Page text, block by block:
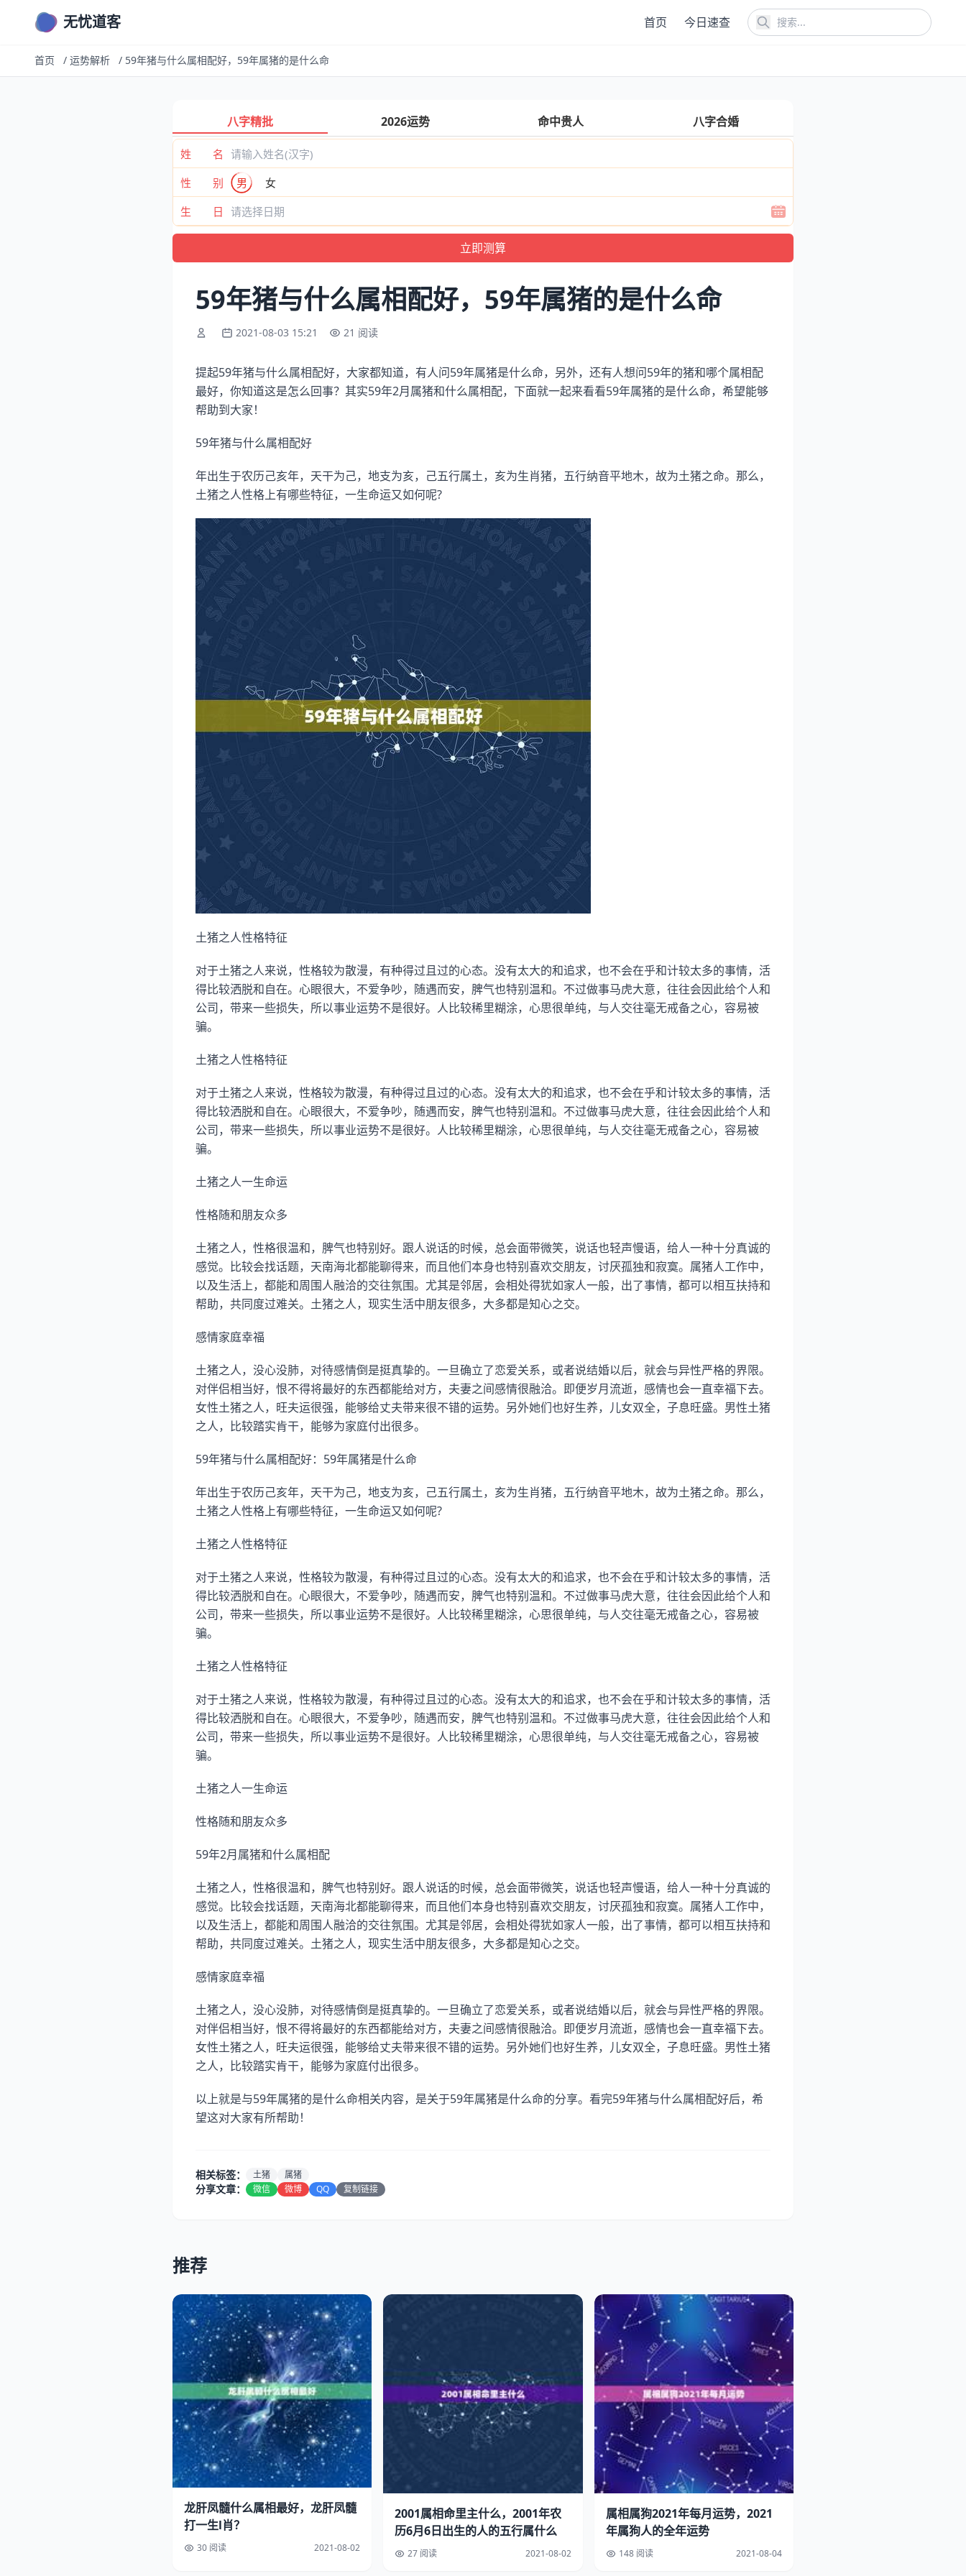
无忧道客 首页 今日速查
首页 / 运势解析 / 59年猪与什么属相配好，59年属猪的是什么命
八字精批 2026运势 命中贵人 八字合婚
姓 名
性 别
男
女
生 日
59年猪与什么属相配好，59年属猪的是什么命
2021-08-03 15:21 21 阅读
提起59年猪与什么属相配好，大家都知道，有人问59年属猪是什么命，另外，还有人想问59年的猪和哪个属相配
最好，你知道这是怎么回事？其实59年2月属猪和什么属相配，下面就一起来看看59年属猪的是什么命，希望能够
帮助到大家！
59年猪与什么属相配好
年出生于农历己亥年，天干为己，地支为亥，己五行属土，亥为生肖猪，五行纳音平地木，故为土猪之命。那么，
土猪之人性格上有哪些特征，一生命运又如何呢?
土猪之人性格特征
对于土猪之人来说，性格较为散漫，有种得过且过的心态。没有太大的和追求，也不会在乎和计较太多的事情，活
得比较洒脱和自在。心眼很大，不爱争吵，随遇而安，脾气也特别温和。不过做事马虎大意，往往会因此给个人和
公司，带来一些损失，所以事业运势不是很好。人比较稀里糊涂，心思很单纯，与人交往毫无戒备之心，容易被
骗。
土猪之人性格特征
对于土猪之人来说，性格较为散漫，有种得过且过的心态。没有太大的和追求，也不会在乎和计较太多的事情，活
得比较洒脱和自在。心眼很大，不爱争吵，随遇而安，脾气也特别温和。不过做事马虎大意，往往会因此给个人和
公司，带来一些损失，所以事业运势不是很好。人比较稀里糊涂，心思很单纯，与人交往毫无戒备之心，容易被
骗。
土猪之人一生命运
性格随和朋友众多
土猪之人，性格很温和，脾气也特别好。跟人说话的时候，总会面带微笑，说话也轻声慢语，给人一种十分真诚的
感觉。比较会找话题，天南海北都能聊得来，而且他们本身也特别喜欢交朋友，讨厌孤独和寂寞。属猪人工作中，
以及生活上，都能和周围人融洽的交往氛围。尤其是邻居，会相处得犹如家人一般，出了事情，都可以相互扶持和
帮助，共同度过难关。土猪之人，现实生活中朋友很多，大多都是知心之交。
感情家庭幸福
土猪之人，没心没肺，对待感情倒是挺真挚的。一旦确立了恋爱关系，或者说结婚以后，就会与异性严格的界限。
对伴侣相当好，恨不得将最好的东西都能给对方，夫妻之间感情很融洽。即便岁月流逝，感情也会一直幸福下去。
女性土猪之人，旺夫运很强，能够给丈夫带来很不错的运势。另外她们也好生养，儿女双全，子息旺盛。男性土猪
之人，比较踏实肯干，能够为家庭付出很多。
59年猪与什么属相配好：59年属猪是什么命
年出生于农历己亥年，天干为己，地支为亥，己五行属土，亥为生肖猪，五行纳音平地木，故为土猪之命。那么，
土猪之人性格上有哪些特征，一生命运又如何呢?
土猪之人性格特征
对于土猪之人来说，性格较为散漫，有种得过且过的心态。没有太大的和追求，也不会在乎和计较太多的事情，活
得比较洒脱和自在。心眼很大，不爱争吵，随遇而安，脾气也特别温和。不过做事马虎大意，往往会因此给个人和
公司，带来一些损失，所以事业运势不是很好。人比较稀里糊涂，心思很单纯，与人交往毫无戒备之心，容易被
骗。
土猪之人性格特征
对于土猪之人来说，性格较为散漫，有种得过且过的心态。没有太大的和追求，也不会在乎和计较太多的事情，活
得比较洒脱和自在。心眼很大，不爱争吵，随遇而安，脾气也特别温和。不过做事马虎大意，往往会因此给个人和
公司，带来一些损失，所以事业运势不是很好。人比较稀里糊涂，心思很单纯，与人交往毫无戒备之心，容易被
骗。
土猪之人一生命运
性格随和朋友众多
59年2月属猪和什么属相配
土猪之人，性格很温和，脾气也特别好。跟人说话的时候，总会面带微笑，说话也轻声慢语，给人一种十分真诚的
感觉。比较会找话题，天南海北都能聊得来，而且他们本身也特别喜欢交朋友，讨厌孤独和寂寞。属猪人工作中，
以及生活上，都能和周围人融洽的交往氛围。尤其是邻居，会相处得犹如家人一般，出了事情，都可以相互扶持和
帮助，共同度过难关。土猪之人，现实生活中朋友很多，大多都是知心之交。
感情家庭幸福
土猪之人，没心没肺，对待感情倒是挺真挚的。一旦确立了恋爱关系，或者说结婚以后，就会与异性严格的界限。
对伴侣相当好，恨不得将最好的东西都能给对方，夫妻之间感情很融洽。即便岁月流逝，感情也会一直幸福下去。
女性土猪之人，旺夫运很强，能够给丈夫带来很不错的运势。另外她们也好生养，儿女双全，子息旺盛。男性土猪
之人，比较踏实肯干，能够为家庭付出很多。
以上就是与59年属猪的是什么命相关内容，是关于59年属猪是什么命的分享。看完59年猪与什么属相配好后，希
望这对大家有所帮助！
相关标签： 土猪 属猪
分享文章： 微信 微博 QQ 复制链接
推荐
龙肝凤髓什么属相最好，龙肝凤髓
打一生l肖？
30 阅读 2021-08-02
2001属相命里主什么，2001年农
历6月6日出生的人的五行属什么
27 阅读 2021-08-02
属相属狗2021年每月运势，2021
年属狗人的全年运势
148 阅读 2021-08-04